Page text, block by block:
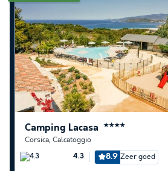
Camping Lacasa ★★★★
Corsica, Calcatoggio
4.3 8.9 Zeer goed